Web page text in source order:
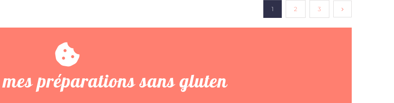
1 2 3
préparations sans gluten